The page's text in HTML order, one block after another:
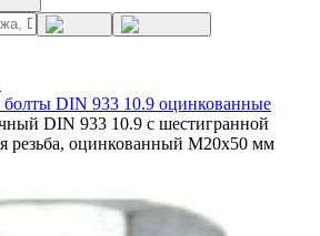
DIN 933 10.9 оцинкованные
DIN 933 10.9 с шестигранной
резьба, оцинкованный M20x50 мм